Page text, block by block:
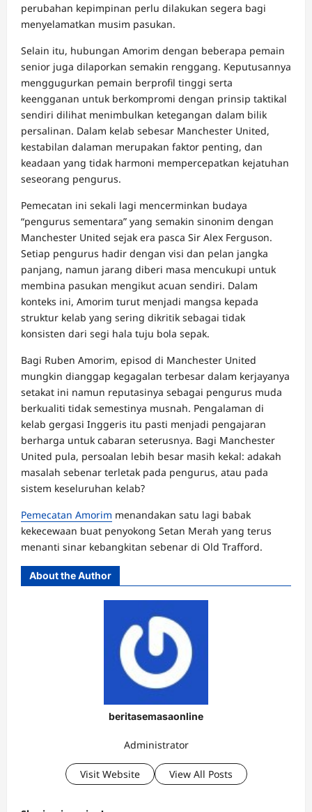
perubahan kepimpinan perlu dilakukan segera bagi
menyelamatkan musim pasukan.
Selain itu, hubungan Amorim dengan beberapa pemain
senior juga dilaporkan semakin renggang. Keputusannya
menggugurkan pemain berprofil tinggi serta
keengganan untuk berkompromi dengan prinsip taktikal
sendiri dilihat menimbulkan ketegangan dalam bilik
persalinan. Dalam kelab sebesar Manchester United,
kestabilan dalaman merupakan faktor penting, dan
keadaan yang tidak harmoni mempercepatkan kejatuhan
seseorang pengurus.
Pemecatan ini sekali lagi mencerminkan budaya
“pengurus sementara” yang semakin sinonim dengan
Manchester United sejak era pasca Sir Alex Ferguson.
Setiap pengurus hadir dengan visi dan pelan jangka
panjang, namun jarang diberi masa mencukupi untuk
membina pasukan mengikut acuan sendiri. Dalam
konteks ini, Amorim turut menjadi mangsa kepada
struktur kelab yang sering dikritik sebagai tidak
konsisten dari segi hala tuju bola sepak.
Bagi Ruben Amorim, episod di Manchester United
mungkin dianggap kegagalan terbesar dalam kerjayanya
setakat ini namun reputasinya sebagai pengurus muda
berkualiti tidak semestinya musnah. Pengalaman di
kelab gergasi Inggeris itu pasti menjadi pengajaran
berharga untuk cabaran seterusnya. Bagi Manchester
United pula, persoalan lebih besar masih kekal: adakah
masalah sebenar terletak pada pengurus, atau pada
sistem keseluruhan kelab?
Pemecatan Amorim menandakan satu lagi babak
kekecewaan buat penyokong Setan Merah yang terus
menanti sinar kebangkitan sebenar di Old Trafford.
About the Author
beritasemasaonline
Administrator
Visit Website View All Posts